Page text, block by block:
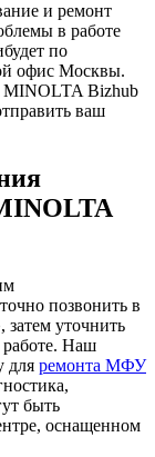
и ремонт
в работе
по
офис Москвы.
MINOLTA Bizhub
ваш
позвонить в
уточнить
работе. Наш
для ремонта МФУ
быть
оснащенном